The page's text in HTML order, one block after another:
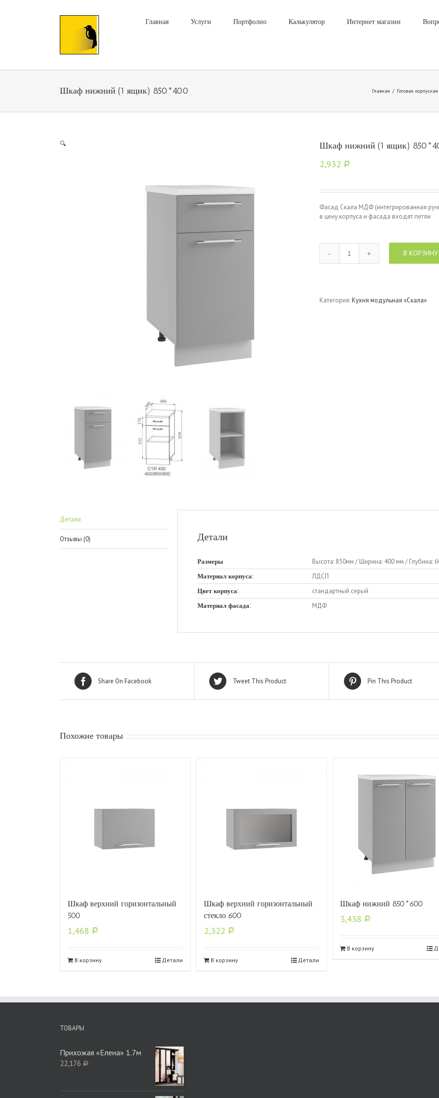
Главная Услуги Портфолио Калькулятор Интернет магазин
Шкаф нижний (1 ящик) 850*400 Главная / Готовая
🔍 Шкаф нижний (1 ящик)
2,932 Р
Фасад Скала МДФ (интегрированная
в цену корпуса и фасада входят петли
В КОРЗИНУ
Категория:Кухня модульная «Скала»
Детали
Отзывы (0) Детали
Размеры Высота: 850мм / Ширина: 400 мм / Глубина:
Материал корпуса: ЛДСП
Цвет корпуса: стандартный серый
Материал фасада: МДФ
Share On Facebook Tweet This Product Pin This Product
Похожие товары
Шкаф верхний горизонтальный
500
1,468 Р
В корзину Детали
Шкаф верхний горизонтальный
стекло 600
2,322 Р
В корзину Детали
Шкаф нижний 850*600
3,438 Р
В корзину
ТОВАРЫ
Прихожая «Елена» 1.7м
22,176 Р